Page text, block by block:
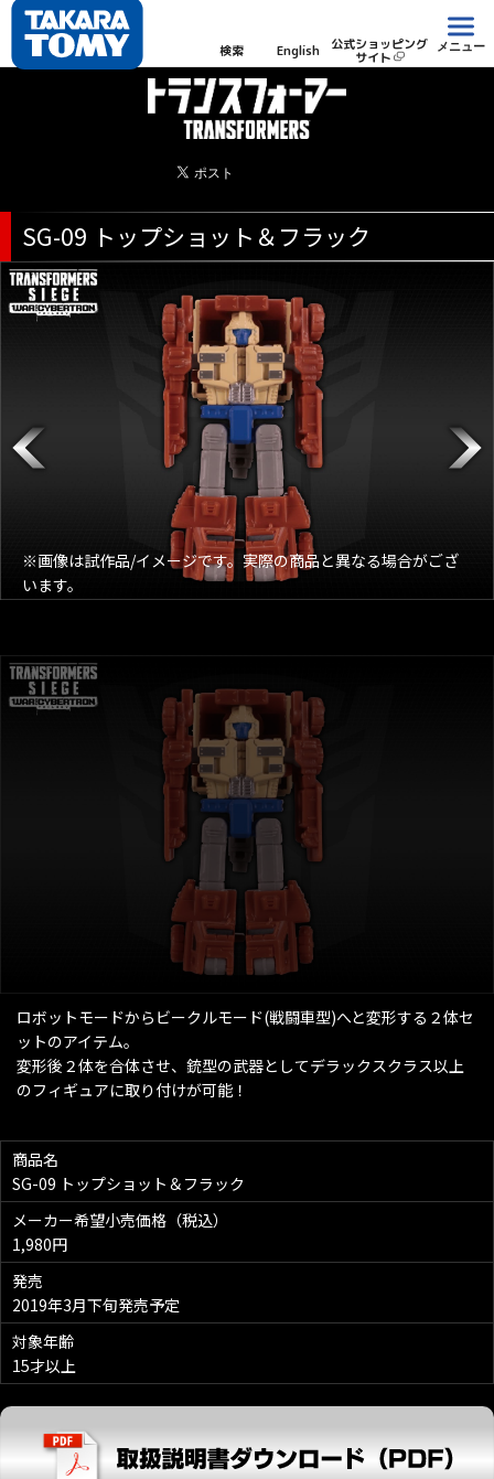
検索 English 公式ショッピング
サイト
メニュー
SG-09 トップショット＆フラック
※画像は試作品/イメージです。実際の商品と異なる場合がござ
います。
ロボットモードからビークルモード(戦闘車型)へと変形する２体セ
ットのアイテム。
変形後２体を合体させ、銃型の武器としてデラックスクラス以上
のフィギュアに取り付けが可能！
商品名
SG-09 トップショット＆フラック
メーカー希望小売価格（税込）
1,980円
発売
2019年3月下旬発売予定
対象年齢
15才以上